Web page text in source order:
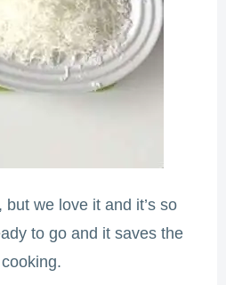
we love it and it’s so
to go and it saves the